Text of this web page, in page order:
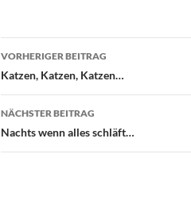
Beitragsnavigation
VORHERIGER BEITRAG
Katzen, Katzen, Katzen…
NÄCHSTER BEITRAG
Nachts wenn alles schläft…